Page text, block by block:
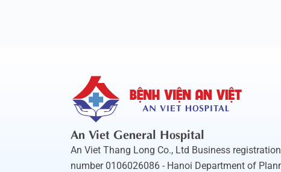
An Viet General Hospital
An Viet Thang Long Co., Ltd Business registration
number 0106026086 - Hanoi Department of